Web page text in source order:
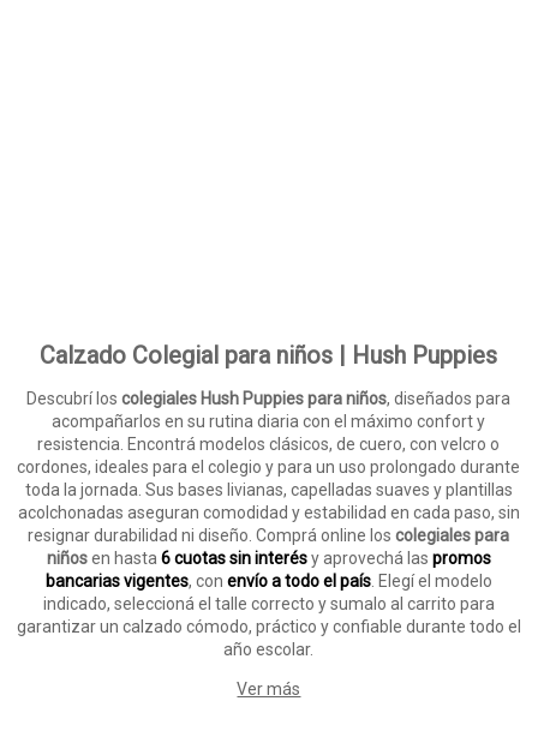
Calzado Colegial para niños | Hush Puppies
Descubrí loscolegiales Hush Puppies para niños, diseñados para
acompañarlos en su rutina diaria con el máximo confort y
resistencia. Encontrá modelos clásicos, de cuero, con velcro o
cordones, ideales para el colegio y para un uso prolongado durante
toda la jornada. Sus bases livianas, capelladas suaves y plantillas
acolchonadas aseguran comodidad y estabilidad en cada paso, sin
resignar durabilidad ni diseño. Comprá online loscolegiales para
niñosen hasta6 cuotas sin interésy aprovechá las promos
bancarias vigentes, con envío a todo el país. Elegí el modelo
indicado, seleccioná el talle correcto y sumalo al carrito para
garantizar un calzado cómodo, práctico y confiable durante todo el
año escolar.
Ver más